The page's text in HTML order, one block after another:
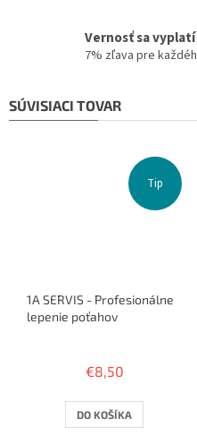
Vernosť sa vyplatí
7% zľava pre
SÚVISIACI TOVAR
Tip
1A SERVIS - Profesionálne
lepenie poťahov
produktu
3,8
z
€8,50
DO KOŠÍKA